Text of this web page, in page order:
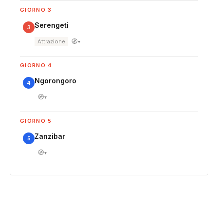
GIORNO 3
3 Serengeti
Attrazione 🧭▾
GIORNO 4
4 Ngorongoro
🧭▾
GIORNO 5
5 Zanzibar
🧭▾